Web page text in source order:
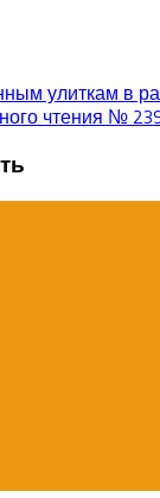
улиткам в
чтения №